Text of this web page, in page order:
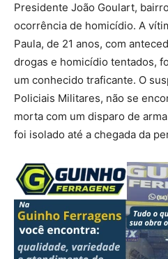
Presidente João Goulart,
ocorrência de homicídio. A
Paula, de 21 anos, com
drogas e homicídio tentados,
um conhecido traficante. O
Policiais Militares, não se
morta com um disparo de
foi isolado até a chegada da